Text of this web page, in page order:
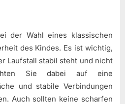
der Wahl eines klassischen
des Kindes. Es ist wichtig,
Laufstall stabil steht und nicht
Sie dabei auf eine
und stabile Verbindungen
Auch sollten keine scharfen